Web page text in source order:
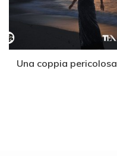
Una coppia pericolosa